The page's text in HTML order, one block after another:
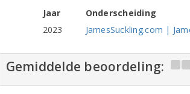
Jaar
Onderscheiding
2023
JamesSuckling.com |
Gemiddelde beoordeling: